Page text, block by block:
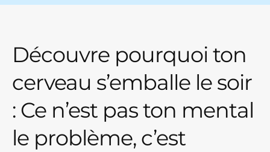
Découvre pourquoi ton
cerveau s’emballe le soir
: Ce n’est pas ton mental
le problème, c’est